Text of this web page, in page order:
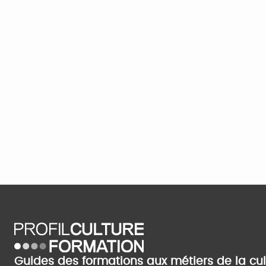
Guides des formations aux métiers de la